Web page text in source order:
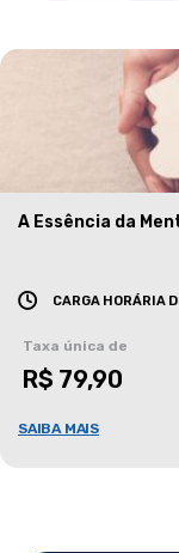
A Essência da
CARGA HORÁRIA
Taxa única de
R$ 79,90
SAIBA MAIS